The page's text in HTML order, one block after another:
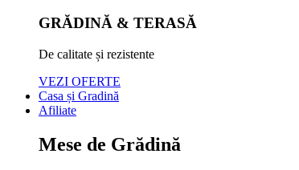
GRĂDINĂ & TERASĂ
De calitate și rezistente
VEZI OFERTE
Casa și Gradină
Afiliate
Mese de Grădină